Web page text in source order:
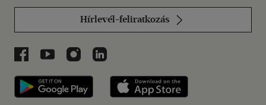
Hírlevél-feliratkozás
Libri a Facebookon
Libri a Youtube-on
Libri az Instagramon
Libri a LinkedInen
Libri applikáció Szerezd meg: Google